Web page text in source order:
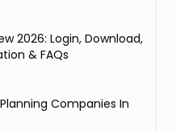
2026: Login, Download,
& FAQs
Companies In